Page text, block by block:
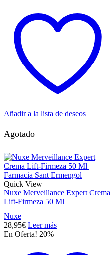
Añadir a la lista de deseos
Agotado
Quick View
Nuxe Merveillance Expert Crema
Lift-Firmeza 50 Ml
Nuxe
28,95€ Leer más
En Oferta! 20%